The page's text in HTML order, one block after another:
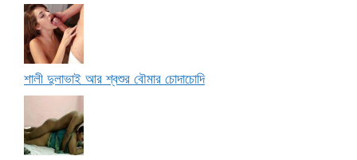
শালী দুলাভাই আর শ্বশুর বৌমার চোদাচোদি